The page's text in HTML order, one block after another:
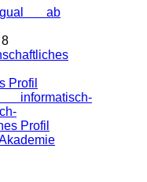
ab
Profil
Profil